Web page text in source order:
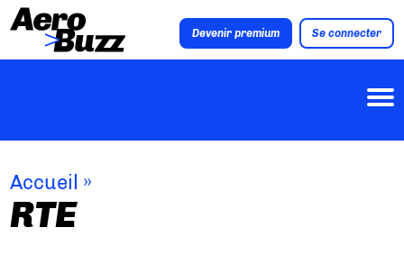
Devenir premium Se connecter
Accueil »
RTE